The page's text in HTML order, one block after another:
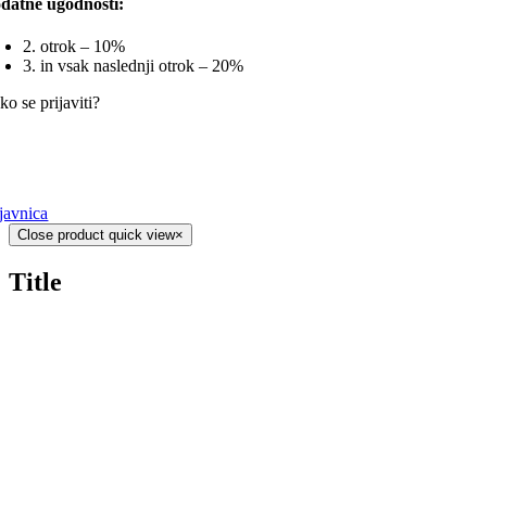
2. otrok – 10%
3. in vsak naslednji otrok – 20%
se prijaviti?
Close product quick view×
Title